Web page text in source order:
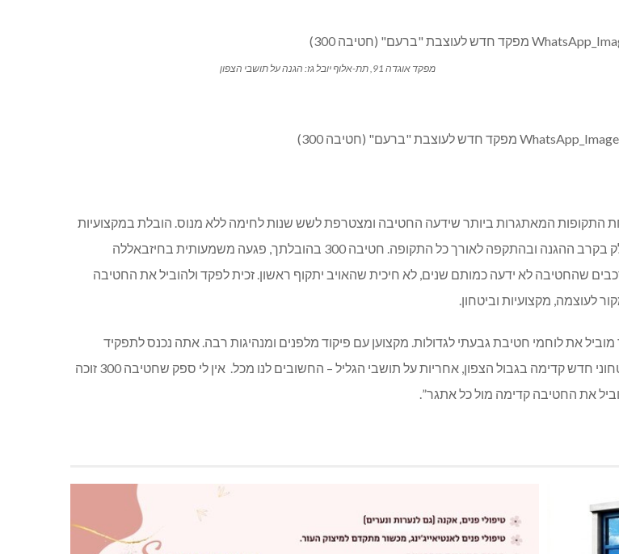
מפקד אוגדה 91, תת-אלוף יובל גז: הגנה על תושבי הצפון
באחת התקופות המאתגרות ביותר שידעה החטיבה ומצטרפת לשש שנות לחימה ללא מנוס. הובלת במקצועיות
ובנחישות את החטיבה ופיקדת על עשרות גדודים בסדיר ובמילואים שלקחו חלק בקרב ההגנה ובהתקפה לאורך כל התקופה. חטיבה 300 בהובלתך, פגעה משמעותית בחיזבאללה
שהחטיבה לא ידעה כמותם שנים, לא חיכית שהאויב יתקוף ראשון. זכית לפקד ולהוביל את החטיבה
לעוצמה, מקצועיות וביטחון.
הדרך, ראיתי אותך מהצד מוביל את לוחמי חטיבת גבעתי לגדולות. מקצוען עם פיקוד מלפנים ומנהיגות רבה. אתה נכנס לתפקיד
משמעותי וקריטי, עם המון אתגרים, ובעיקר המון אחריות. אחריות לעצב דור בטחוני חדש קדימה בגבול הצפון, אחריות על תושבי הגליל – החשובים לנו מכל. אין לי ספק שחטיבה 300 זוכה
את החטיבה קדימה מול כל אתגר”.